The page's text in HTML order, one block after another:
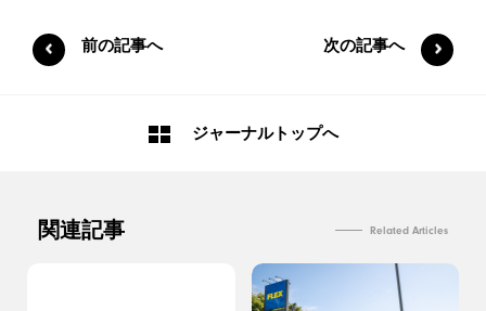
前の記事へ 次の記事へ
ジャーナルトップへ
関連記事 Related Articles